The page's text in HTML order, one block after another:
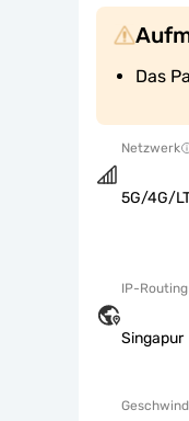
Das
Netzwerk
5G/4G/
IP-Routing
Singapur